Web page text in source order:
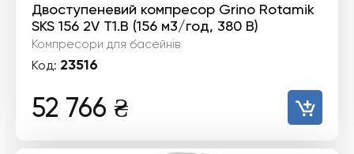
Двоступеневий компресор Grino Rotamik
SKS 156 2V T1.В (156 м3/год, 380 В)
Компресори для басейнів
Код: 23516
52 766 ₴